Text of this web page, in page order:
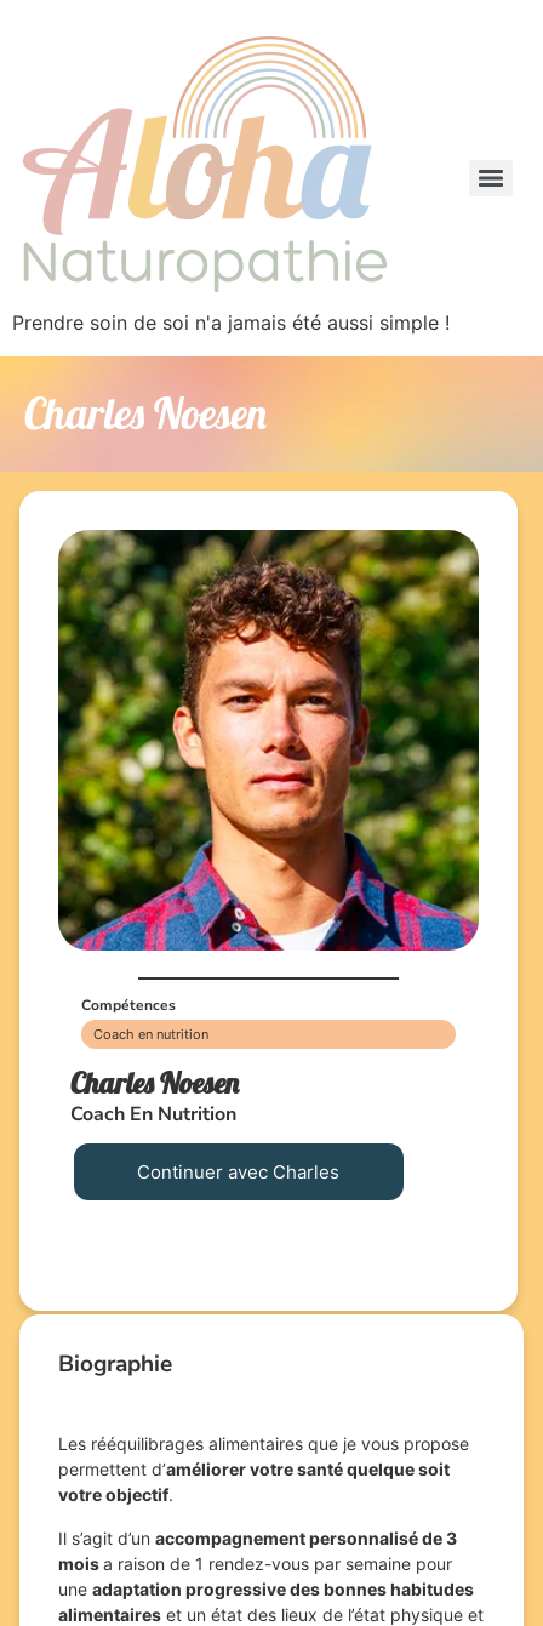
Prendre soin de soi n'a jamais été aussi simple !
Charles Noesen
Compétences
Coach en nutrition
Charles Noesen
Coach En Nutrition
Continuer avec Charles
Biographie
Les rééquilibrages alimentaires que je vous propose
permettent d’améliorer votre santé quelque soit
votre objectif.
Il s’agit d’un accompagnement personnalisé de 3
moisa raison de 1 rendez-vous par semaine pour
une adaptation progressive des bonnes habitudes
alimentaires et un état des lieux de l’état physique et